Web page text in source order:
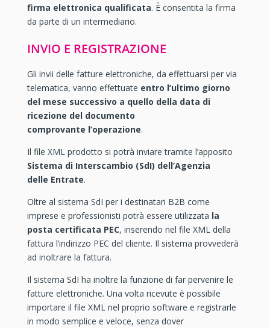
firma elettronica qualificata. È consentita la firma
da parte di un intermediario.
INVIO E REGISTRAZIONE
Gli invii delle fatture elettroniche, da effettuarsi per via
telematica, vanno effettuate entro l’ultimo giorno
del mese successivo a quello della data di
ricezione del documento
comprovante l’operazione.
Il file XML prodotto si potrà inviare tramite l’apposito
Sistema di Interscambio (SdI) dell’Agenzia
delle Entrate.
Oltre al sistema SdI per i destinatari B2B come
imprese e professionisti potrà essere utilizzata la
posta certificata PEC, inserendo nel file XML della
fattura l’indirizzo PEC del cliente. Il sistema provvederà
ad inoltrare la fattura.
Il sistema SdI ha inoltre la funzione di far pervenire le
fatture elettroniche. Una volta ricevute è possibile
importare il file XML nel proprio software e registrarle
in modo semplice e veloce, senza dover